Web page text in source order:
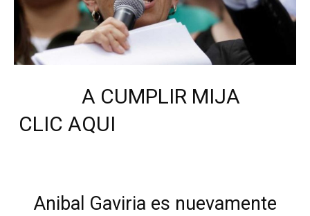
A CUMPLIR MIJA
CLIC AQUI
Anibal Gaviria es nuevamente